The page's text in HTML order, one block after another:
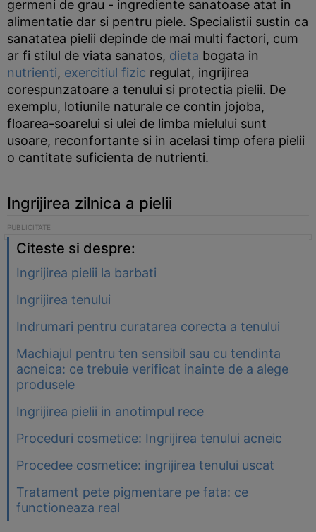
germeni de grau - ingrediente sanatoase atat in
alimentatie dar si pentru piele. Specialistii sustin ca
sanatatea pielii depinde de mai multi factori, cum
ar fi stilul de viata sanatos, dieta bogata in
nutrienti, exercitiul fizic regulat, ingrijirea
corespunzatoare a tenului si protectia pielii. De
exemplu, lotiunile naturale ce contin jojoba,
floarea-soarelui si ulei de limba mielului sunt
usoare, reconfortante si in acelasi timp ofera pielii
o cantitate suficienta de nutrienti.
Ingrijirea zilnica a pielii
Citeste si despre:
Ingrijirea pielii la barbati
Ingrijirea tenului
Indrumari pentru curatarea corecta a tenului
Machiajul pentru ten sensibil sau cu tendinta
acneica: ce trebuie verificat inainte de a alege
produsele
Ingrijirea pielii in anotimpul rece
Proceduri cosmetice: Ingrijirea tenului acneic
Procedee cosmetice: ingrijirea tenului uscat
Tratament pete pigmentare pe fata: ce
functioneaza real